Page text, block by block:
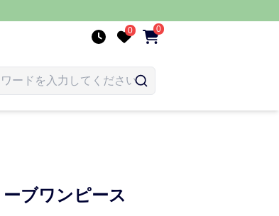
0 0
ブワンピース